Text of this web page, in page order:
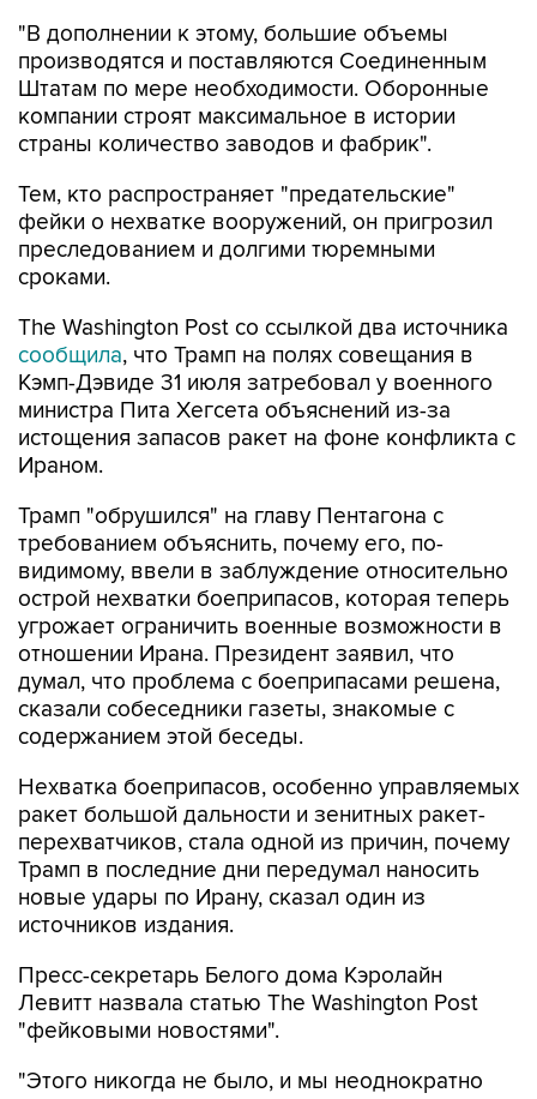
"В дополнении к этому, большие объемы
производятся и поставляются Соединенным
Штатам по мере необходимости. Оборонные
компании строят максимальное в истории
страны количество заводов и фабрик".
Тем, кто распространяет "предательские"
фейки о нехватке вооружений, он пригрозил
преследованием и долгими тюремными
сроками.
The Washington Post со ссылкой два источника
сообщила, что Трамп на полях совещания в
Кэмп-Дэвиде 31 июля затребовал у военного
министра Пита Хегсета объяснений из-за
истощения запасов ракет на фоне конфликта с
Ираном.
Трамп "обрушился" на главу Пентагона с
требованием объяснить, почему его, по-
видимому, ввели в заблуждение относительно
острой нехватки боеприпасов, которая теперь
угрожает ограничить военные возможности в
отношении Ирана. Президент заявил, что
думал, что проблема с боеприпасами решена,
сказали собеседники газеты, знакомые с
содержанием этой беседы.
Нехватка боеприпасов, особенно управляемых
ракет большой дальности и зенитных ракет-
перехватчиков, стала одной из причин, почему
Трамп в последние дни передумал наносить
новые удары по Ирану, сказал один из
источников издания.
Пресс-секретарь Белого дома Кэролайн
Левитт назвала статью The Washington Post
"фейковыми новостями".
"Этого никогда не было, и мы неоднократно